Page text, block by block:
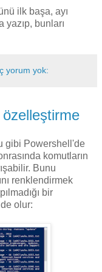
ilk başa, ayı
yazıp, bunları
yorum yok:
özelleştirme
gibi Powershell'de
komutların
Bunu
renklendirmek
bir
olur: